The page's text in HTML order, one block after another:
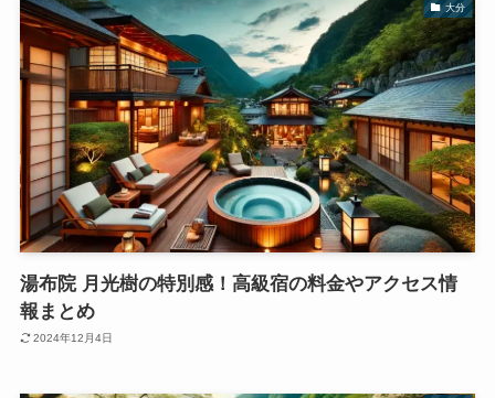
大分
湯布院 月光樹の特別感！高級宿の料金やアクセス情
報まとめ
2024年12月4日